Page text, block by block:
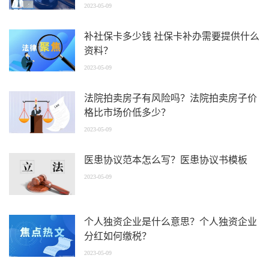
2023-05-09
补社保卡多少钱 社保卡补办需要提供什么
资料？
2023-05-09
法院拍卖房子有风险吗？法院拍卖房子价
格比市场价低多少？
2023-05-09
医患协议范本怎么写？医患协议书模板
2023-05-09
个人独资企业是什么意思？个人独资企业
分红如何缴税？
2023-05-09